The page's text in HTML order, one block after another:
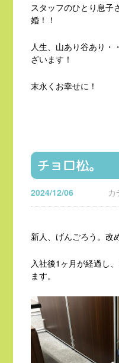
スタッフのひとり息子
婚！！
人生、山あり谷あり・
ざいます！
末永くお幸せに！
チョロ松。
2024/12/06 カ
新人、げんごろう。改
入社後1ヶ月が経過し
ます。